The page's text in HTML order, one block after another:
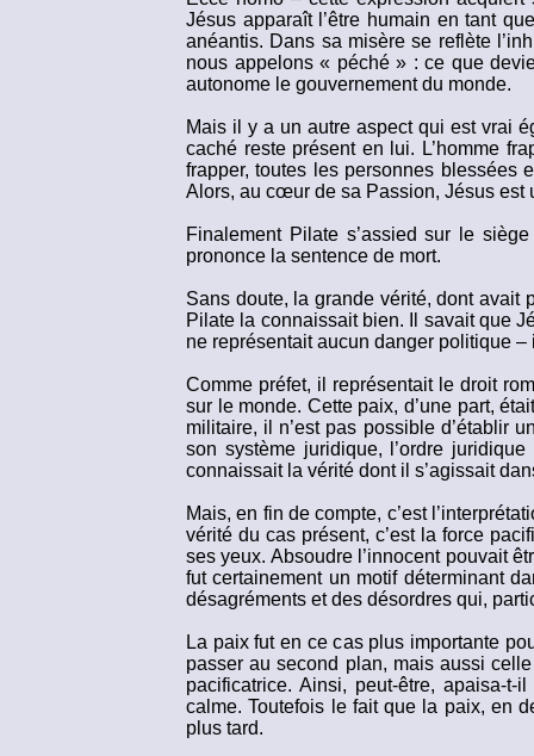
Jésus apparaît l’être humain en tant
anéantis. Dans sa misère se reflète
nous appelons « péché » : ce que
autonome le gouvernement du monde.
Mais il y a un autre aspect qui est vrai
caché reste présent en lui. L’homme
frapper, toutes les personnes blessées
Alors, au cœur de sa Passion, Jésus est
Finalement Pilate s’assied sur le
prononce la sentence de mort.
Sans doute, la grande vérité, dont avait
Pilate la connaissait bien. Il savait que
ne représentait aucun danger politique
Comme préfet, il représentait le droit
sur le monde. Cette paix, d’une part,
militaire, il n’est pas possible d’établir
son système juridique, l’ordre
connaissait la vérité dont il s’agissait
Mais, en fin de compte, c’est
vérité du cas présent, c’est la force
ses yeux. Absoudre l’innocent pouvait
fut certainement un motif déterminant
désagréments et des désordres qui,
La paix fut en ce cas plus importante
passer au second plan, mais aussi
pacificatrice. Ainsi, peut-être, apaisa-
calme. Toutefois le fait que la paix, en
plus tard.